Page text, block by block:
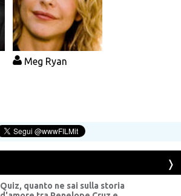
Meg Ryan
Quiz, quanto ne sai sulla storia